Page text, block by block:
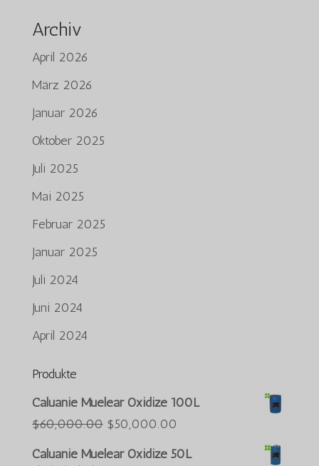
Archiv
April 2026
März 2026
Januar 2026
Oktober 2025
Juli 2025
Mai 2025
Februar 2025
Januar 2025
Juli 2024
Juni 2024
April 2024
Produkte
Caluanie Muelear Oxidize 100L
$60,000.00 Der
ursprüngliche
$50,000.00
Caluanie Muelear Oxidize 50L
Português do Brasil